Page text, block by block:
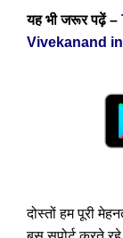
यह भी जरूर पढ़ें –
Vivekanand
दोस्तों हम पूरी